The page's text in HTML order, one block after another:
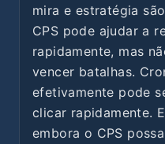
mira e estratégia
CPS pode ajudar a
rapidamente, mas
vencer batalhas.
efetivamente pode
clicar rapidamente.
embora o CPS